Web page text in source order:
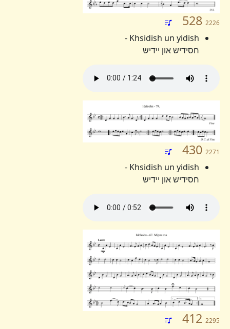
528 2226
Khsidish un yidish -
חסידיש און יידיש
430 2271
Khsidish un yidish -
חסידיש און יידיש
412 2295